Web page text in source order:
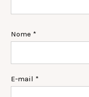
Nome *
E-mail *